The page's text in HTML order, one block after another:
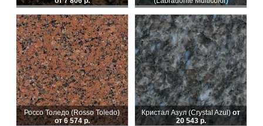
Россо Толедо (Rosso Toledo)
от 6 574 р.
Кристал Азул (Crystal Azul)от
20 543 р.